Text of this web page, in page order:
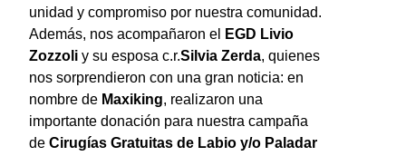
unidad y compromiso por nuestra comunidad.
Además, nos acompañaron el
EGD Livio
Zozzoli y su esposa c.r.Silvia Zerda, quienes
nos sorprendieron con una gran noticia: en
nombre de Maxiking, realizaron una
importante donación para nuestra campaña
de Cirugías Gratuitas de Labio y/o Paladar